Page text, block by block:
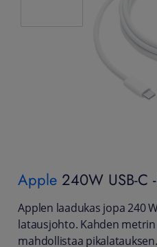
Apple 240W USB-C
Applen laadukas jopa 240
latausjohto. Kahden
mahdollistaa pikalatauksen.